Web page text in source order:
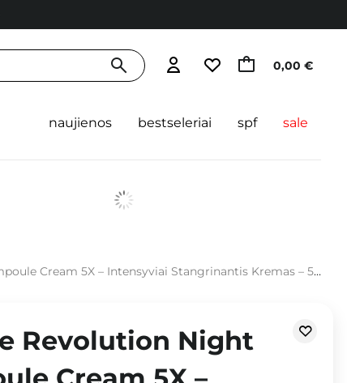
0,00 €
naujienos bestseleriai spf sale
Cream 5X – Intensyviai Stangrinantis Kremas – 50 ml
Revolution Night